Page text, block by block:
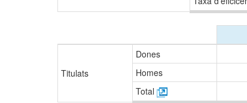
Titulats
Dones
Homes
Total